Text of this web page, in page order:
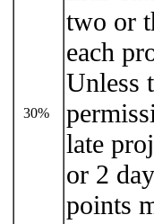
30%
two or
each
Unless
late
or 2
points